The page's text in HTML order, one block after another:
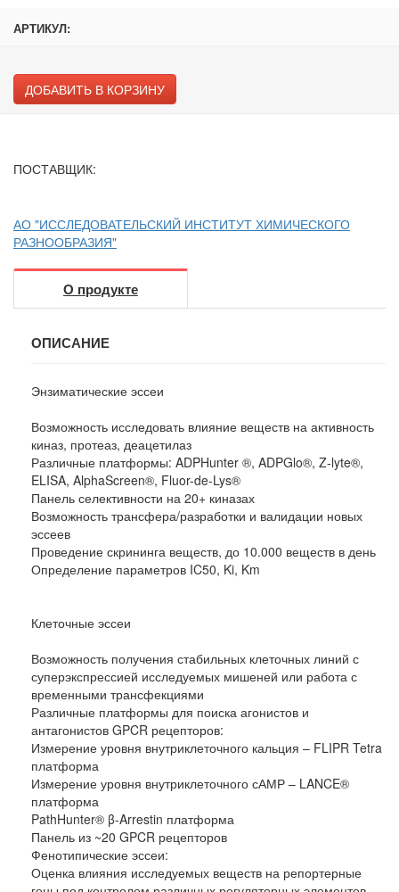
АРТИКУЛ:
ДОБАВИТЬ В КОРЗИНУ
ПОСТАВЩИК:
АО "ИССЛЕДОВАТЕЛЬСКИЙ ИНСТИТУТ ХИМИЧЕСКОГО
РАЗНООБРАЗИЯ"
О продукте
ОПИСАНИЕ
Энзиматические эссеи
Возможность исследовать влияние веществ на активность
киназ, протеаз, деацетилаз
Различные платформы: ADPHunter ®, ADPGlo®, Z-lyte®,
ELISA, AlphaScreen®, Fluor-de-Lys®
Панель селективности на 20+ киназах
Возможность трансфера/разработки и валидации новых
эссеев
Проведение скрининга веществ, до 10.000 веществ в день
Определение параметров IC50, Ki, Km
Клеточные эссеи
Возможность получения стабильных клеточных линий с
суперэкспрессией исследуемых мишеней или работа с
временными трансфекциями
Различные платформы для поиска агонистов и
антагонистов GPCR рецепторов:
Измерение уровня внутриклеточного кальция – FLIPR Tetra
платформа
Измерение уровня внутриклеточного сАМР – LANCE®
платформа
PathHunter® β-Arrestin платформа
Панель из ~20 GPCR рецепторов
Фенотипические эссеи:
Оценка влияния исследуемых веществ на репортерные